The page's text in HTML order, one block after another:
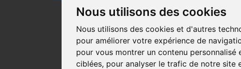
Nous utilisons des cookies
Nous utilisons des cookies et d'autres
pour améliorer votre expérience de
pour vous montrer un contenu personnalisé
ciblées, pour analyser le trafic de notre site